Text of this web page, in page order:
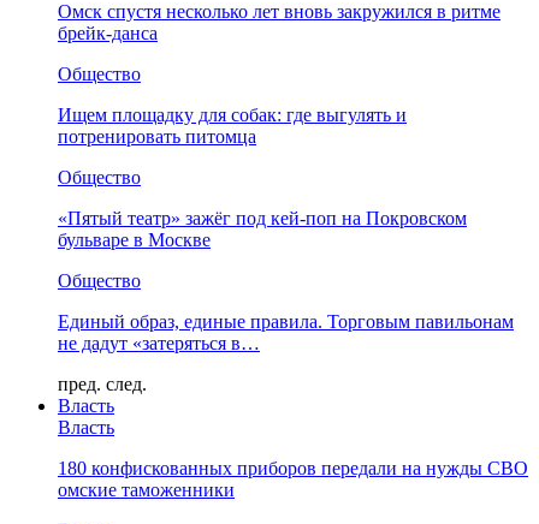
Омск спустя несколько лет вновь закружился в ритме
брейк-данса
Общество
Ищем площадку для собак: где выгулять и
потренировать питомца
Общество
«Пятый театр» зажёг под кей-поп на Покровском
бульваре в Москве
Общество
Единый образ, единые правила. Торговым павильонам
не дадут «затеряться в…
пред. след.
Власть
Власть
180 конфискованных приборов передали на нужды СВО
омские таможенники